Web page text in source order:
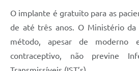
O implante é gratuito para as
de até três anos. O Ministério da
método, apesar de moderno
contraceptivo, não previne